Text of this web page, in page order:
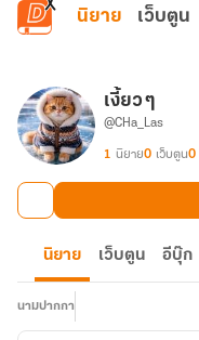
ข้ามไปยังเนื้อหาหลัก
นิยาย เว็บตูน
เงี้ยว ๆ
@CHa_Las
1 นิยาย0 เว็บตูน0
นิยาย เว็บตูน อีบุ๊ก
นามปากกา